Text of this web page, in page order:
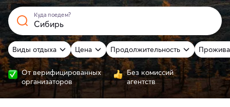
Куда поедем?
Виды отдыха Цена Продолжительность
От верифицированных
организаторов
Без комиссий
агентств